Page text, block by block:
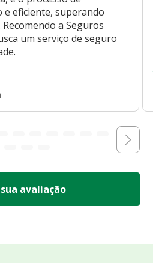
eficiente, superando
a Seguros
um serviço de seguro
avaliação